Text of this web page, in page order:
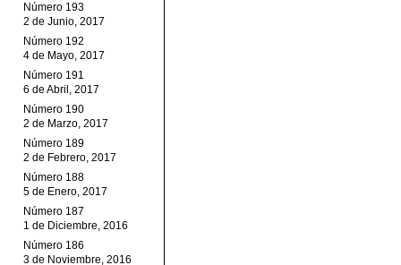
Número 193
2 de Junio, 2017
Número 192
4 de Mayo, 2017
Número 191
6 de Abril, 2017
Número 190
2 de Marzo, 2017
Número 189
2 de Febrero, 2017
Número 188
5 de Enero, 2017
Número 187
1 de Diciembre, 2016
Número 186
3 de Noviembre, 2016